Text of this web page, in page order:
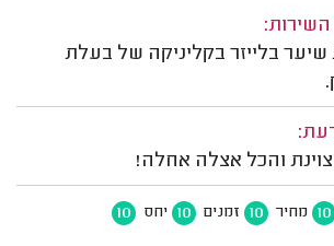
השירות:
בלייזר בקליניקה של בעלת
והכל אצלה אחלה!
10 מחיר 10 זמנים 10 יחס 10